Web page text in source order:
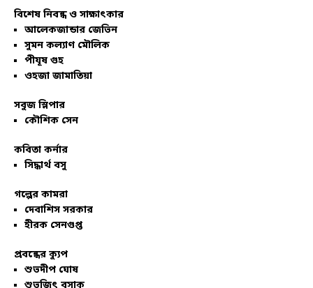
বিশেষ নিবন্ধ ও সাক্ষাৎকার
আলেকজান্ডার জেভিন
সুমন কল্যাণ মৌলিক
পীযূষ গুহ
ওহজা জামাতিয়া
সবুজ স্লিপার
কৌশিক সেন
কবিতা কর্নার
সিদ্ধার্থ বসু
গল্পের কামরা
দেবাশিস সরকার
হীরক সেনগুপ্ত
প্রবন্ধের ক্যুপ
শুভদীপ ঘোষ